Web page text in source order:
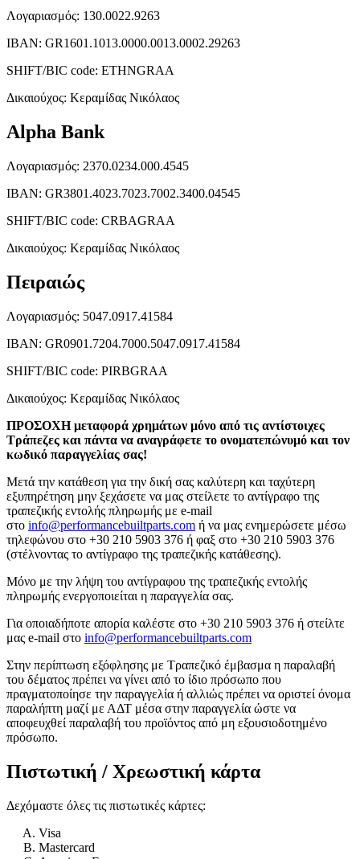
Λογαριασμός: 130.0022.9263
ΙΒΑΝ: GR1601.1013.0000.0013.0002.29263
SHIFT/BIC code: ETHNGRAA
Δικαιούχος: Κεραμίδας Νικόλαος
Alpha Bank
Λογαριασμός: 2370.0234.000.4545
ΙΒΑΝ: GR3801.4023.7023.7002.3400.04545
SHIFT/BIC code: CRBAGRAA
Δικαιούχος: Κεραμίδας Νικόλαος
Πειραιώς
Λογαριασμός: 5047.0917.41584
ΙΒΑΝ: GR0901.7204.7000.5047.0917.41584
SHIFT/BIC code: PIRBGRAA
Δικαιούχος: Κεραμίδας Νικόλαος
ΠΡΟΣΟΧΗ μεταφορά χρημάτων μόνο από τις αντίστοιχες
Τράπεζες και πάντα να αναγράφετε το ονοματεπώνυμό και τον
κωδικό παραγγελίας σας!
Μετά την κατάθεση για την δική σας καλύτερη και ταχύτερη
εξυπηρέτηση μην ξεχάσετε να μας στείλετε το αντίγραφο της
τραπεζικής εντολής πληρωμής με e-mail
στο info@performancebuiltparts.com ή να μας ενημερώσετε μέσω
τηλεφώνου στο +30 210 5903 376 ή φαξ στο +30 210 5903 376
(στέλνοντας το αντίγραφο της τραπεζικής κατάθεσης).
Μόνο με την λήψη του αντίγραφου της τραπεζικής εντολής
πληρωμής ενεργοποιείται η παραγγελία σας.
Για οποιαδήποτε απορία καλέστε στο +30 210 5903 376 ή στείλτε
μας e-mail στο info@performancebuiltparts.com
Στην περίπτωση εξόφλησης με Τραπεζικό έμβασμα η παραλαβή
του δέματος πρέπει να γίνει από το ίδιο πρόσωπο που
πραγματοποίησε την παραγγελία ή αλλιώς πρέπει να οριστεί όνομα
παραλήπτη μαζί με ΑΔΤ μέσα στην παραγγελία ώστε να
αποφευχθεί παραλαβή του προϊόντος από μη εξουσιοδοτημένο
πρόσωπο.
Πιστωτική / Χρεωστική κάρτα
Δεχόμαστε όλες τις πιστωτικές κάρτες:
Visa
Mastercard